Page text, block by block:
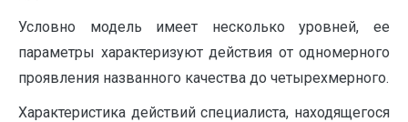
Условно модель имеет несколько уровней, ее
параметры характеризуют действия от одномерного
проявления названного качества до четырехмерного.
Характеристика действий специалиста, находящегося